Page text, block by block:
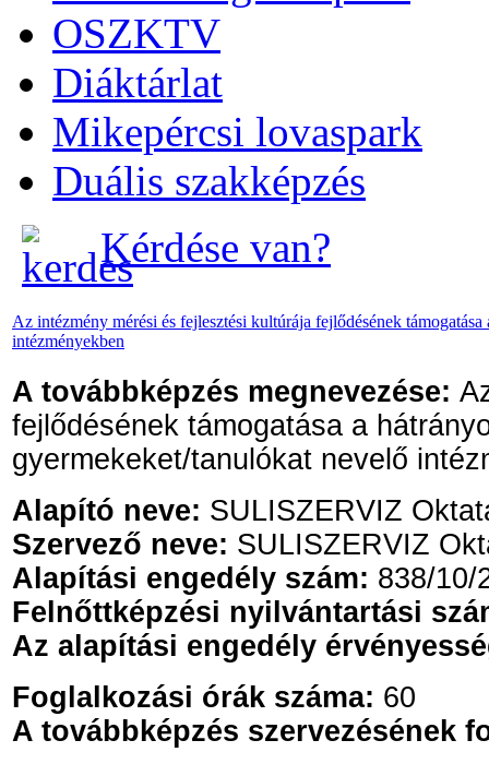
OSZKTV
Diáktárlat
Mikepércsi lovaspark
Duális szakképzés
Kérdése van?
Az intézmény mérési és fejlesztési kultúrája fejlődésének
intézményekben
A továbbképzés megnevezése:
fejlődésének támogatása a
gyermekeket/tanulókat nevelő
Alapító neve: SULISZERVIZ
Szervező neve: SULISZERVIZ
Alapítási engedély szám: 838/10/
Felnőttképzési nyilvántartási
Az alapítási engedély
Foglalkozási órák száma: 60
A továbbképzés szervezésének